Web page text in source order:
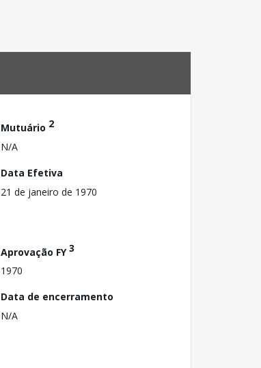
Mutuário 2
N/A
Data Efetiva
21 de janeiro de 1970
Aprovação FY3
1970
Data de encerramento
N/A